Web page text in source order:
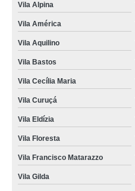
Vila Alpina
Vila América
Vila Aquilino
Vila Bastos
Vila Cecília Maria
Vila Curuçá
Vila Eldízia
Vila Floresta
Vila Francisco Matarazzo
Vila Gilda